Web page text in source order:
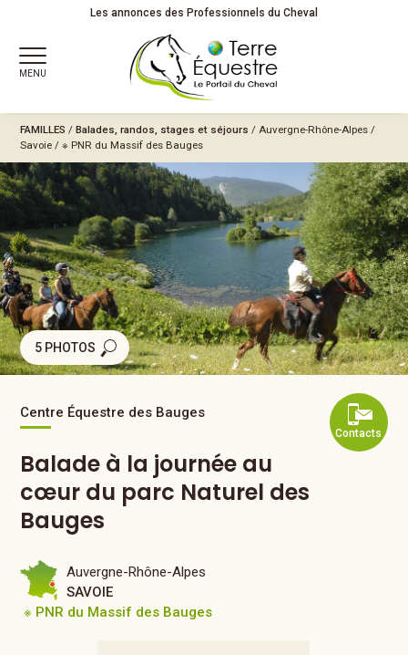
Les annonces des Professionnels du Cheval
MENU
FAMILLES /Balades, randos, stages et séjours /Auvergne-Rhône-Alpes /
Savoie /※ PNR du Massif des Bauges
5 PHOTOS
Contacts
Centre Équestre des Bauges
Balade à la journée au
cœur du parc Naturel des
Bauges
Auvergne-Rhône-Alpes
SAVOIE
※ PNR du Massif des Bauges